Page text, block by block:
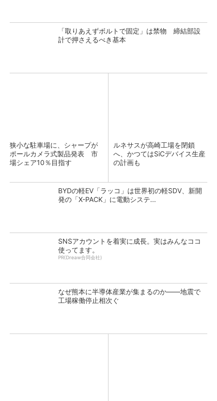
「取りあえずボルトで固定」は禁物 締結部設
計で押さえるべき基本
狭小な駐車場に、シャープが
ポールカメラ式製品発表 市
場シェア10％目指す
ルネサスが高崎工場を閉鎖
へ、かつてはSiCデバイス生産
の計画も
BYDの軽EV「ラッコ」は世界初の軽SDV、新開
発の「X-PACK」に電動システ...
SNSアカウントを着実に成長。実はみんなココ
使ってます。
PR(Dreaw合同会社)
なぜ熊本に半導体産業が集まるのか――地震で
工場稼働停止相次ぐ